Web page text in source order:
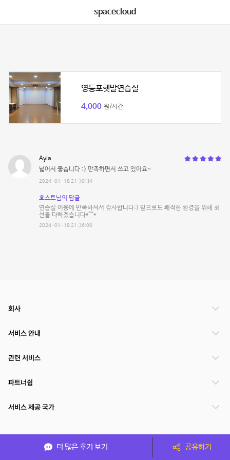
spacecloud
영등포햇발연습실
4,000 원/시간
Ayla
넓어서 좋습니다 :) 만족하면서 쓰고 있어요~
2024-01-18 21:30:34
호스트님의 답글
연습실 이용에 만족하셔서 감사합니다:) 앞으로도 쾌적한 환경을 위해 최
선을 다하겠습니다*^^*
2024-01-18 21:36:00
더 많은 후기 보기 공유하기
회사
서비스 안내
관련 서비스
파트너쉽
서비스 제공 국가
(주)NSPACE 사업자정보